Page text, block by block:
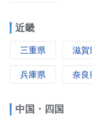
近畿
三重県 滋賀
兵庫県 奈良
中国・四国